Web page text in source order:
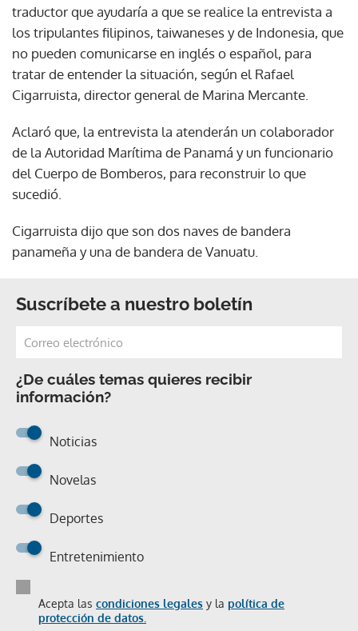
traductor que ayudaría a que se realice la entrevista a
los tripulantes filipinos, taiwaneses y de Indonesia, que
no pueden comunicarse en inglés o español, para
tratar de entender la situación, según el Rafael
Cigarruista, director general de Marina Mercante.
Aclaró que, la entrevista la atenderán un colaborador
de la Autoridad Marítima de Panamá y un funcionario
del Cuerpo de Bomberos, para reconstruir lo que
sucedió.
Cigarruista dijo que son dos naves de bandera
panameña y una de bandera de Vanuatu.
Suscríbete a nuestro boletín
¿De cuáles temas quieres recibir
información?
Noticias
Novelas
Deportes
Entretenimiento
Acepta las condiciones legales y la política de
protección de datos.